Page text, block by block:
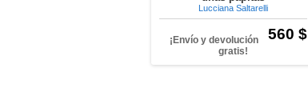
Lucciana Saltarelli
560 $
¡Envío y devolución
gratis!